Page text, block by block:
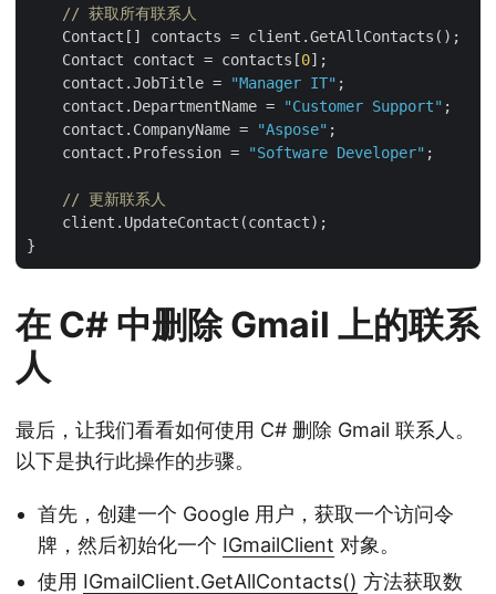
// 获取所有联系人
    Contact[] contacts = client.GetAllContacts();
    Contact contact = contacts[
0];
    contact.JobTitle =
"Manager IT" ;
    contact.DepartmentName =
"Customer Support" ;
    contact.CompanyName =
"Aspose" ;
    contact.Profession =
"Software Developer" ;
// 更新联系人
    client.UpdateContact(contact);
在 C# 中删除 Gmail 上的联系
人
最后，让我们看看如何使用 C# 删除 Gmail 联系人。
以下是执行此操作的步骤。
首先，创建一个 Google 用户，获取一个访问令
牌，然后初始化一个 IGmailClient 对象。
使用 IGmailClient.GetAllContacts() 方法获取数